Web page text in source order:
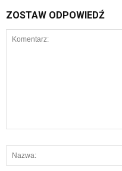
ZOSTAW ODPOWIEDŹ